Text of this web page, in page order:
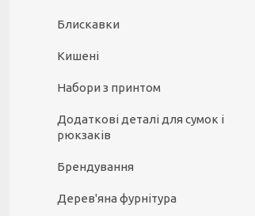
Блискавки
Кишені
Набори з принтом
Додаткові деталі для сумок і
рюкзаків
Брендування
Дерев'яна фурнітура